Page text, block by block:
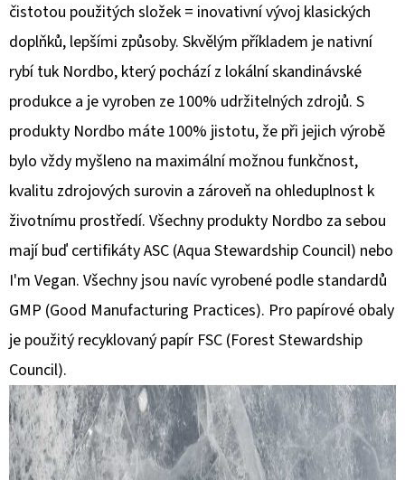
čistotou použitých složek = inovativní vývoj klasických
doplňků, lepšími způsoby. Skvělým příkladem je nativní
rybí tuk Nordbo, který pochází z lokální skandinávské
produkce a je vyroben ze 100% udržitelných zdrojů. S
produkty Nordbo máte 100% jistotu, že při jejich výrobě
bylo vždy myšleno na maximální možnou funkčnost,
kvalitu zdrojových surovin a zároveň na ohleduplnost k
životnímu prostředí. Všechny produkty Nordbo za sebou
mají buď certifikáty ASC (Aqua Stewardship Council) nebo
I'm Vegan. Všechny jsou navíc vyrobené podle standardů
GMP (Good Manufacturing Practices). Pro papírové obaly
je použitý recyklovaný papír FSC (Forest Stewardship
Council).